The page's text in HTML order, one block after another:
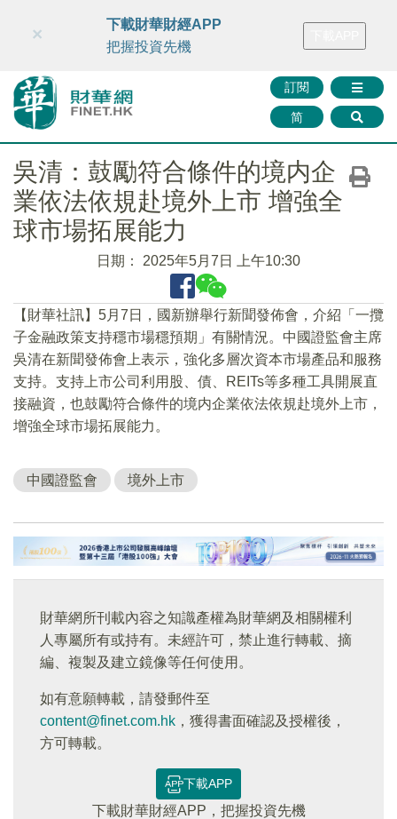
財華智庫網 FINTV FINMETA 財華證券 媒體矩陣
訂閱
简
×
下載財華財經APP
把握投資先機
吳清：鼓勵符合條件的境内企
業依法依規赴境外上市 增強全
球市場拓展能力
日期： 2025年5月7日 上午10:30
【財華社訊】5月7日，國新辦舉行新聞發佈會，介紹「一攬
子金融政策支持穩市場穩預期」有關情況。中國證監會主席
吳清在新聞發佈會上表示，強化多層次資本市場產品和服務
支持。支持上市公司利用股、債、REITs等多種工具開展直
接融資，也鼓勵符合條件的境内企業依法依規赴境外上市，
增強全球市場拓展能力。
中國證監會 境外上市
財華網所刊載內容之知識產權為財華網及相關權利
人專屬所有或持有。未經許可，禁止進行轉載、摘
編、複製及建立鏡像等任何使用。
如有意願轉載，請發郵件至
content@finet.com.hk ，獲得書面確認及授權後，
方可轉載。
下載APP
下載財華財經APP，把握投資先機